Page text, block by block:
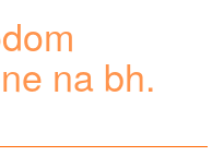
na bh.